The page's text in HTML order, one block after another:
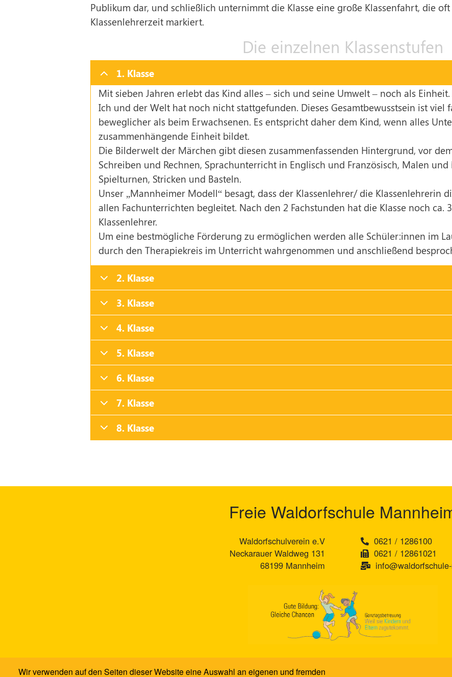
Publikum dar, und schließlich unternimmt die Klasse eine große Klassenfahrt, die
Klassenlehrerzeit markiert.
Die einzelnen Klassenstufen
1. Klasse
Mit sieben Jahren erlebt das Kind alles – sich und seine Umwelt – noch als
Ich und der Welt hat noch nicht stattgefunden. Dieses Gesamtbewusstsein ist viel
beweglicher als beim Erwachsenen. Es entspricht daher dem Kind, wenn alles
zusammenhängende Einheit bildet.
Die Bilderwelt der Märchen gibt diesen zusammenfassenden Hintergrund, vor
Schreiben und Rechnen, Sprachunterricht in Englisch und Französisch, Malen
Spielturnen, Stricken und Basteln.
Unser „Mannheimer Modell“ besagt, dass der Klassenlehrer/ die Klassenlehrerin
allen Fachunterrichten begleitet. Nach den 2 Fachstunden hat die Klasse noch
Klassenlehrer.
Um eine bestmögliche Förderung zu ermöglichen werden alle Schüler:innen im
durch den Therapiekreis im Unterricht wahrgenommen und anschließend
2. Klasse
3. Klasse
4. Klasse
5. Klasse
6. Klasse
7. Klasse
8. Klasse
Freie Waldorfschule
Waldorfschulverein e.V
Neckarauer Waldweg 131
68199 Mannheim
0621 / 1286100
0621 / 12861021
Wir verwenden auf den Seiten dieser Website eine Auswahl an eigenen und fremden